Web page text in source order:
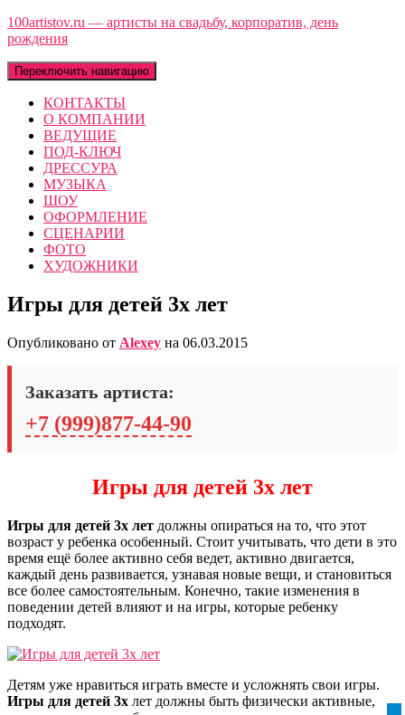
100artistov.ru — артисты на свадьбу, корпоратив, день
рождения
Переключить навигацию
КОНТАКТЫ
О КОМПАНИИ
ВЕДУЩИЕ
ПОД-КЛЮЧ
ДРЕССУРА
МУЗЫКА
ШОУ
ОФОРМЛЕНИЕ
СЦЕНАРИИ
ФОТО
ХУДОЖНИКИ
Игры для детей 3х лет
Опубликовано от Alexey на 06.03.2015
Заказать артиста:
+7 (999)877-44-90
Игры для детей 3х лет
Игры для детей 3х лет должны опираться на то, что этот
возраст у ребенка особенный. Стоит учитывать, что дети в это
время ещё более активно себя ведет, активно двигается,
каждый день развивается, узнавая новые вещи, и становиться
все более самостоятельным. Конечно, такие изменения в
поведении детей влияют и на игры, которые ребенку
подходят.
Детям уже нравиться играть вместе и усложнять свои игры.
Игры для детей 3х лет должны быть физически активные,